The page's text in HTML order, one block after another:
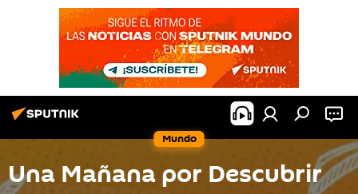
Mundo
Una Mañana por Descubrir